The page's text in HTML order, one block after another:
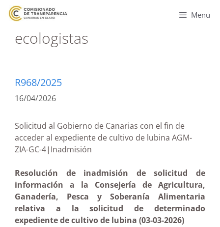
Menu
ecologistas
R968/2025
16/04/2026
Solicitud al Gobierno de Canarias con el fin de
acceder al expediente de cultivo de lubina AGM-
ZIA-GC-4|Inadmisión
Resolución de inadmisión de solicitud de
información a la Consejería de Agricultura,
Ganadería, Pesca y Soberanía Alimentaria
relativa a la solicitud de determinado
expediente de cultivo de lubina (03-03-2026)